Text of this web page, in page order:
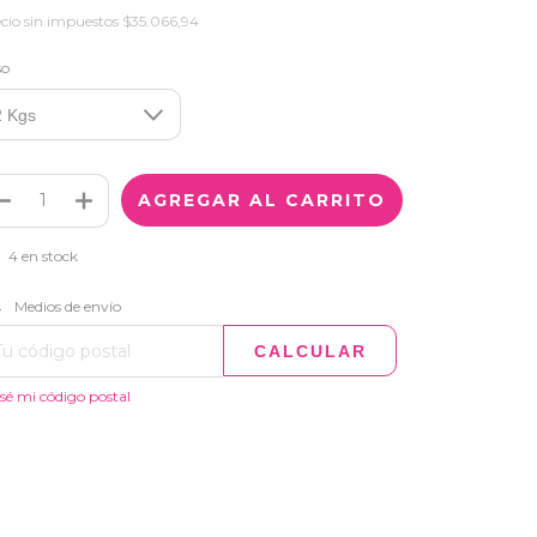
sin impuestos $35.066,94
4 en stock
para el CP:
Medios de envío
CALCULAR
mi código postal